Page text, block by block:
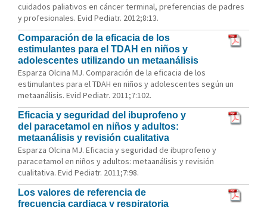
cuidados paliativos en cáncer terminal, preferencias de padres
y profesionales. Evid Pediatr. 2012;8:13.
Comparación de la eficacia de los
estimulantes para el TDAH en niños y
adolescentes utilizando un metaanálisis
Esparza Olcina MJ. Comparación de la eficacia de los
estimulantes para el TDAH en niños y adolescentes según un
metaanálisis. Evid Pediatr. 2011;7:102.
Eficacia y seguridad del ibuprofeno y
del paracetamol en niños y adultos:
metaanálisis y revisión cualitativa
Esparza Olcina MJ. Eficacia y seguridad de ibuprofeno y
paracetamol en niños y adultos: metaanálisis y revisión
cualitativa. Evid Pediatr. 2011;7:98.
Los valores de referencia de
frecuencia cardiaca y respiratoria